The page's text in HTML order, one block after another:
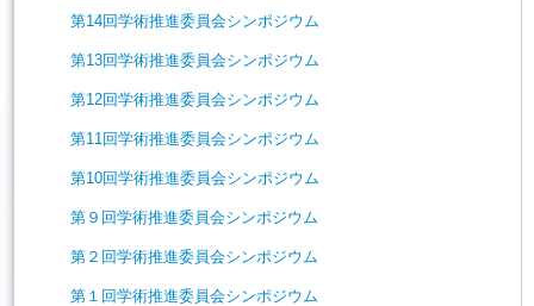
第14回学術推進委員会シンポジウム
第13回学術推進委員会シンポジウム
第12回学術推進委員会シンポジウム
第11回学術推進委員会シンポジウム
第10回学術推進委員会シンポジウム
第９回学術推進委員会シンポジウム
第２回学術推進委員会シンポジウム
第１回学術推進委員会シンポジウム